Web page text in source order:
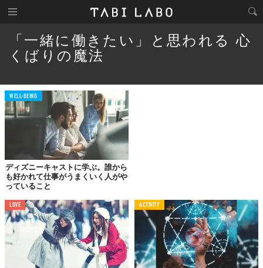
「一緒に働きたい」と思われる 心
くばりの魔法
WELL-BEING
ディズニーキャストに学ぶ。誰から
も好かれて仕事がうまくいく人がや
っていること
LOVE ACTIVITY